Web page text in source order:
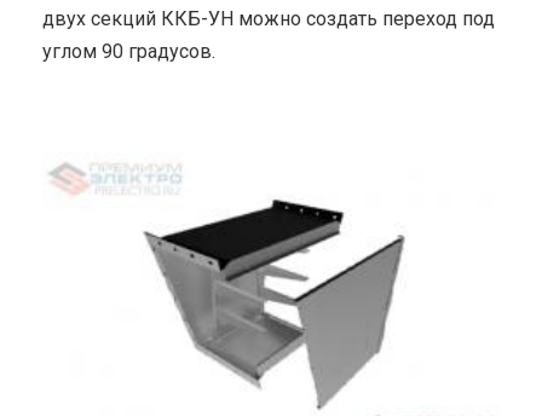
двух секций ККБ-УН можно создать переход под
углом 90 градусов.